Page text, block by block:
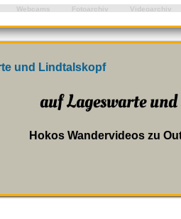
Webcams Fotoarchiv Videoarchiv
und Lindtalskopf
auf Lageswarte
Hokos Wandervideos zu